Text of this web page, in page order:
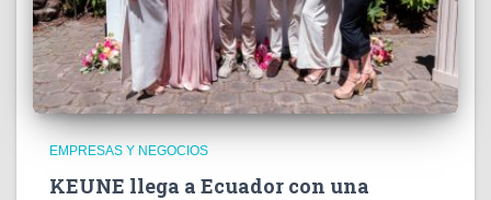
EMPRESAS Y NEGOCIOS
KEUNE llega a Ecuador con una